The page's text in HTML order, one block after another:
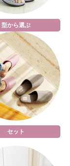
型から選ぶ
セット